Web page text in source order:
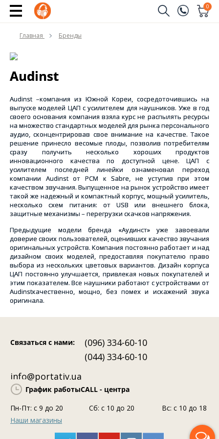
0
Имя
Телефон
Отправить
Главная Бренды
Audinst
Audinst –компания из Южной Кореи, сосредоточившись на
выпуске моделей ЦАП с усилителем для наушников. Уже в год
своего основания компания взяла курс не распылять ресурсы
на множество стандартных моделей для рынка персонального
аудио, сконцентрировав свое внимание на качестве. Такое
решение принесло весомые плоды, позволив потребителям
сразу получить несколько хороших продуктов
инновационного качества по доступной цене. ЦАП с
усилителем последней линейки ознаменовал переход
компании Audinst от PCM к Sabre, не уступив при этом
качеством звучания. Выпущенное на рынок устройство имеет
такой же надежный и компактный корпус, мощный усилитель,
несколько схем питания: от USB или внешнего блока,
защитные механизмы – перегрузки скачков напряжения.
Предыдущие модели бренда «Аудинст» уже завоевали
доверие своих пользователей, оценивших качество звучания
оригинальных устройств. Компания постоянно работает и над
дизайном своих моделей, предоставляя покупателю право
выбора из нескольких цветовых вариантов. Дизайн корпуса
ЦАП постоянно улучшается, привлекая новых покупателей и
этим показателем. Все наушники работают с устройствами от
Audinstкачественно, мощно, без помех и искажений звука
оригинала.
Связаться с нами:
(096) 334-60-10
(044) 334-60-10
info@portativ.ua
График работыCALL - центра
Пн-Пт: c 9 до 20
Сб: с 10 до 20
Вс: с 10 до 18
Наши магазины